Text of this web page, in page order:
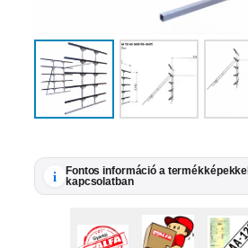
i
Fontos információ a termékképekkel
kapcsolatban